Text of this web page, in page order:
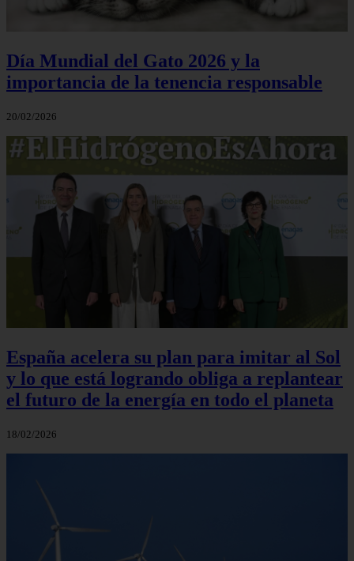
Día Mundial del Gato 2026 y la
importancia de la tenencia responsable
20/02/2026
España acelera su plan para imitar al Sol
y lo que está logrando obliga a replantear
el futuro de la energía en todo el planeta
18/02/2026